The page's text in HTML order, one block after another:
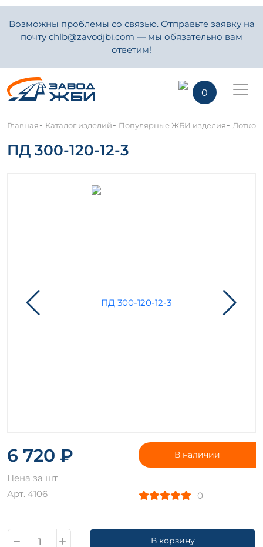
Возможны проблемы со связью. Отправьте заявку на
почту chlb@zavodjbi.com — мы обязательно вам
ответим!
0
Главная- Каталог изделий- Популярные ЖБИ изделия-
ПД 300-120-12-3
6 720 ₽
Цена за шт
Арт. 4106
В наличии
0
В корзину